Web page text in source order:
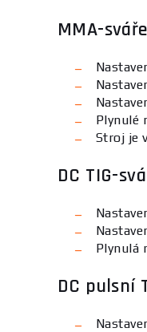
MMA-
Plynulé
Stroj je
DC TIG-
Plynulá
DC pulsní